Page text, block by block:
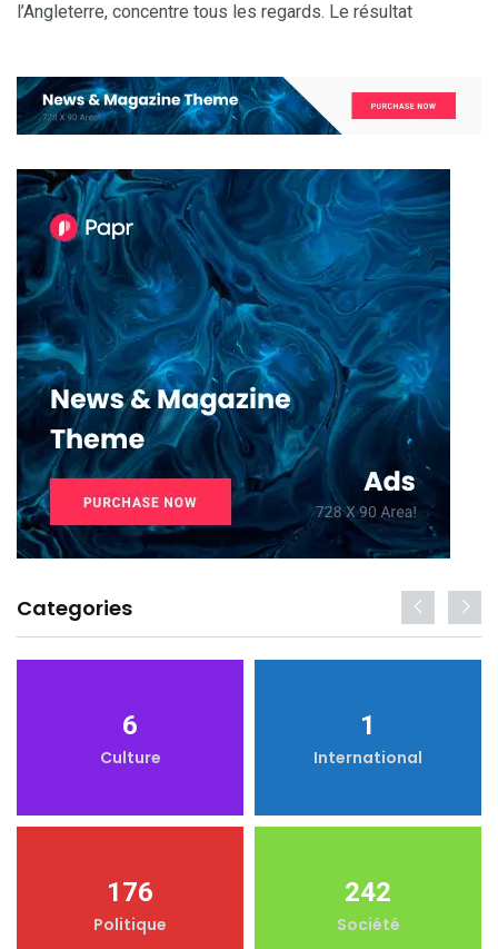
l’Angleterre, concentre tous les regards. Le résultat
Categories
6
Culture
1
International
176
Politique
242
Société